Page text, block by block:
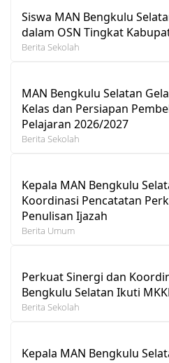
Siswa MAN Bengkulu
dalam OSN Tingkat
Berita Sekolah
MAN Bengkulu Selatan
Kelas dan Persiapan
Pelajaran 2026/2027
Berita Sekolah
Kepala MAN Bengkulu
Koordinasi Pencatatan
Penulisan Ijazah
Berita Umum
Perkuat Sinergi dan
Bengkulu Selatan Ikuti
Berita Sekolah
Kepala MAN Bengkulu